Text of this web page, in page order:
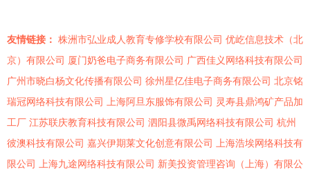
友情链接： 株洲市弘业成人教育专修学校有限公司 优屹信息技术（北
京）有限公司 厦门奶爸电子商务有限公司 广西佳义网络科技有限公司
广州市晓白杨文化传播有限公司 徐州星亿佳电子商务有限公司 北京铭
瑞冠网络科技有限公司
上海阿旦东服饰有限公司 灵寿县鼎鸿矿产品加
工厂 江苏联庆教育科技有限公司 泗阳县微禹网络科技有限公司 杭州
彼澳科技有限公司 嘉兴伊期莱文化创意有限公司
上海浩埃网络科技有
限公司
上海九途网络科技有限公司 新美投资管理咨询（上海）有限公